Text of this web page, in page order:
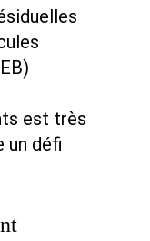
est très
un défi